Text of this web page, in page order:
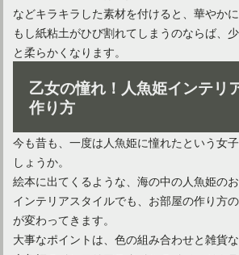
などキラキラした素材を付けると、華やかに
もし紙粘土がひび割れてしまうのならば、
と柔らかくなります。
乙女の憧れ！人魚姫インテリ
作り方
今も昔も、一度は人魚姫に憧れたという女
しょうか。
絵本に出てくるような、海の中の人魚姫の
インテリアスタイルでも、お部屋の作り方
が変わってきます。
大事なポイントは、色の組み合わせと雑貨